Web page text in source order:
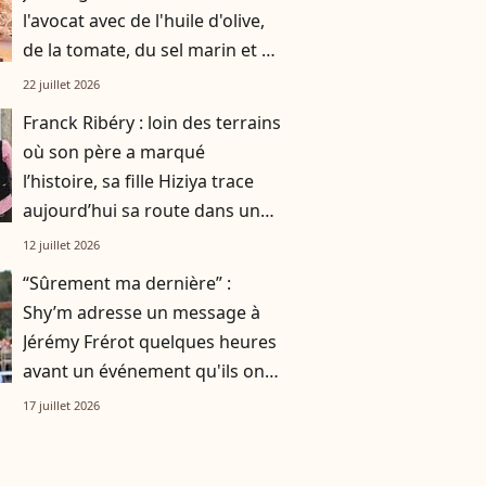
l'avocat avec de l'huile d'olive,
de la tomate, du sel marin et un
smoothie"
22 juillet 2026
Franck Ribéry : loin des terrains
où son père a marqué
l’histoire, sa fille Hiziya trace
aujourd’hui sa route dans un
tout autre univers
12 juillet 2026
“Sûrement ma dernière” :
Shy’m adresse un message à
Jérémy Frérot quelques heures
avant un événement qu'ils ont
vécu ensemble
17 juillet 2026